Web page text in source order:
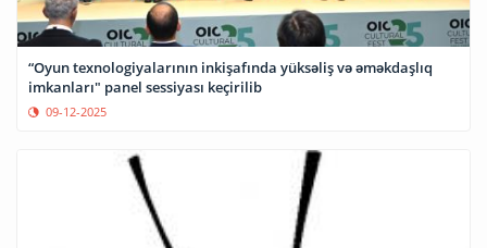
“Oyun texnologiyalarının inkişafında yüksəliş və əməkdaşlıq
imkanları" panel sessiyası keçirilib
09-12-2025